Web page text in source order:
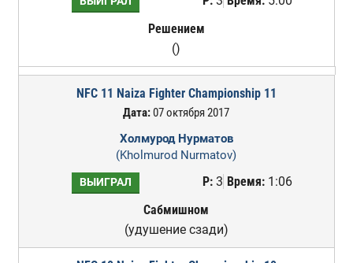
Решением
()
NFC 11 Naiza Fighter Championship 11
Дата:07 октября 2017
Холмурод Нурматов
(Kholmurod Nurmatov)
ВЫИГРАЛ Р:3 Время:1:06
Сабмишном
(удушение сзади)